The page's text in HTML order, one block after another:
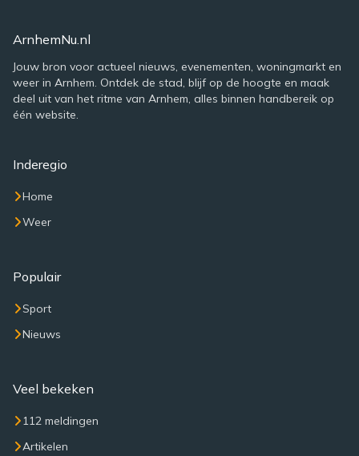
ArnhemNu.nl
Jouw bron voor actueel nieuws, evenementen, woningmarkt en
weer in Arnhem. Ontdek de stad, blijf op de hoogte en maak
deel uit van het ritme van Arnhem, alles binnen handbereik op
één website.
Inderegio
Home
Weer
Populair
Sport
Nieuws
Veel bekeken
112 meldingen
Artikelen